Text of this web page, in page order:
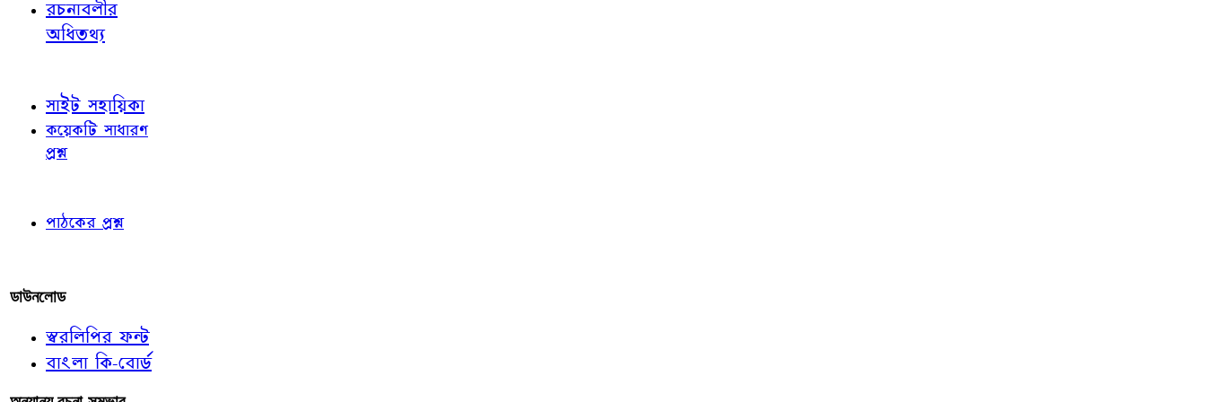
রচনাবলীর
অধিতথ্য
সাইট সহায়িকা
কয়েকটি সাধারণ
প্রশ্ন
পাঠকের প্রশ্ন
ডাউনলোড
স্বরলিপির ফন্ট
বাংলা কি-বোর্ড